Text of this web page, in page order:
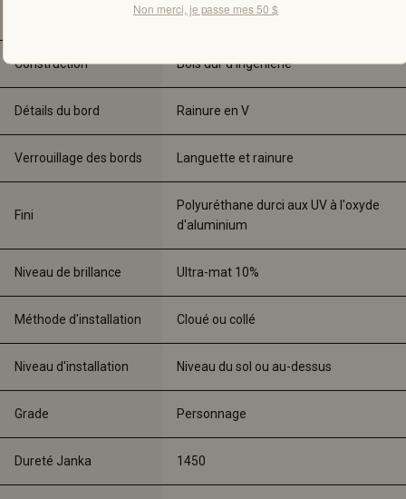
Fabriqué au Canada
Construction Bois dur d'ingénierie
Détails du bord Rainure en V
Verrouillage des bords Languette et rainure
Fini
Polyuréthane durci aux UV à l'oxyde
d'aluminium
Niveau de brillance Ultra-mat 10%
Méthode d'installation Cloué ou collé
Niveau d'installation Niveau du sol ou au-dessus
Grade Personnage
Dureté Janka 1450
Non merci, je passe mes 50 $